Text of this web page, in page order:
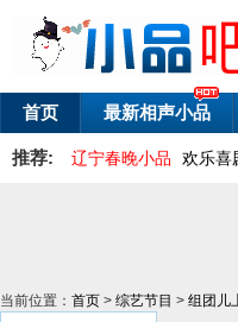
首页 最新相声小品
推荐: 辽宁春晚小品 欢乐喜
当前位置： 首页 > 综艺节目 > 组团儿